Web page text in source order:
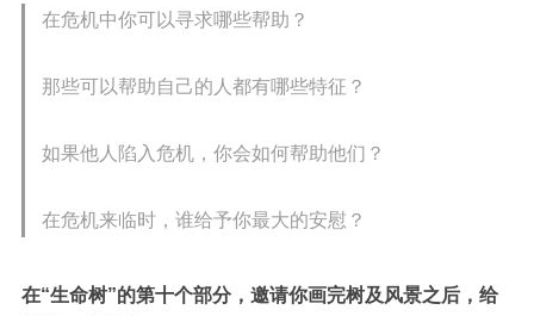
在危机中你可以寻求哪些帮助？
那些可以帮助自己的人都有哪些特征？
如果他人陷入危机，你会如何帮助他们？
在危机来临时，谁给予你最大的安慰？
在“生命树”的第十个部分，邀请你画完树及风景之后，给